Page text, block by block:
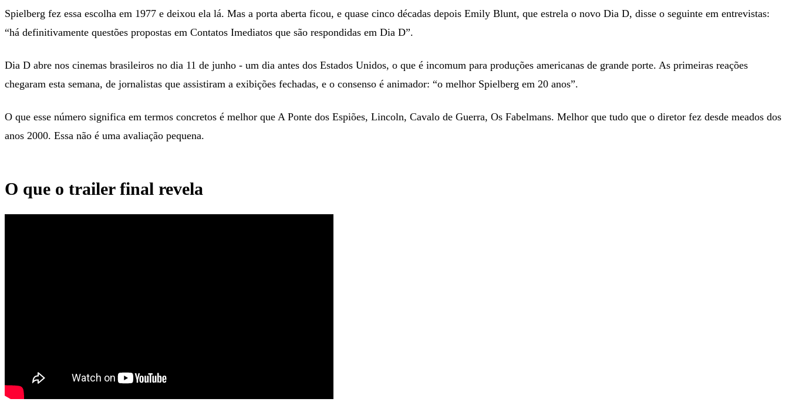
Spielberg fez essa escolha em 1977 e deixou ela lá. Mas a porta aberta ficou, e quase cinco décadas depois Emily Blunt, que estrela o novo Dia D, disse o seguinte em entrevistas:
“há definitivamente questões propostas em Contatos Imediatos que são respondidas em Dia D”.
Dia D abre nos cinemas brasileiros no dia 11 de junho - um dia antes dos Estados Unidos, o que é incomum para produções americanas de grande porte. As primeiras reações
chegaram esta semana, de jornalistas que assistiram a exibições fechadas, e o consenso é animador: “o melhor Spielberg em 20 anos”.
O que esse número significa em termos concretos é melhor que A Ponte dos Espiões, Lincoln, Cavalo de Guerra, Os Fabelmans. Melhor que tudo que o diretor fez desde meados dos
anos 2000. Essa não é uma avaliação pequena.
O que o trailer final revela